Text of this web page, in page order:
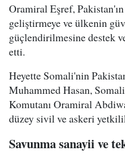
Oramiral Eşref,
geliştirmeye ve ülkenin
güçlendirilmesine destek
etti.
Heyette Somali'nin
Muhammed Hasan,
Komutanı Oramiral
düzey sivil ve askeri
Savunma sanayii ve